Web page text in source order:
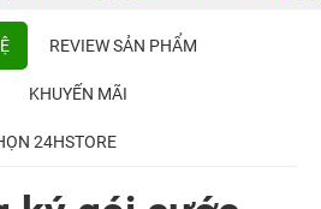
REVIEW SẢN PHẨM
KHUYẾN MÃI
24HSTORE